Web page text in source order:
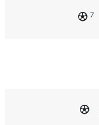
7